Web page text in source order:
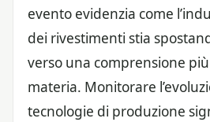
evento evidenzia come
dei rivestimenti stia
verso una comprensione
materia. Monitorare
tecnologie di produzione